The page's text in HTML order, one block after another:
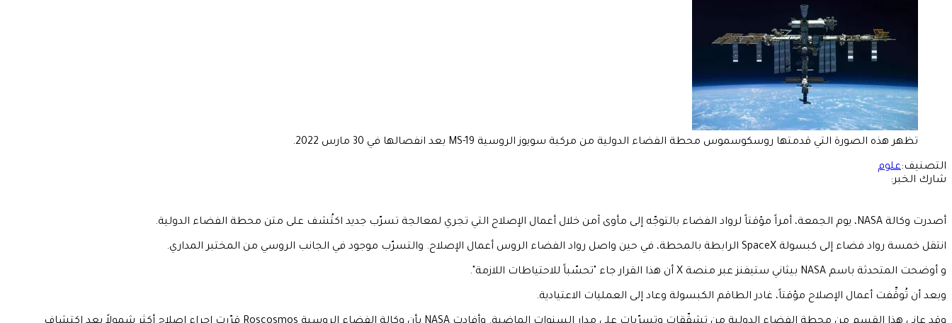
تظهر هذه الصورة التي قدمتها روسكوسموس محطة الفضاء الدولية من مركبة سويوز الروسية MS-19 بعد انفصالها في 30 مارس 2022.
التصنيف:علوم
شارك الخبر:
أصدرت وكالة NASA، يوم الجمعة، أمراً مؤقتاً لرواد الفضاء بالتوجّه إلى مأوى آمن خلال أعمال الإصلاح التي تجري لمعالجة تسرّب جديد اكتُشف على متن محطة الفضاء الدولية.
انتقل خمسة رواد فضاء إلى كبسولة SpaceX الرابطة بالمحطة، في حين واصل رواد الفضاء الروس أعمال الإصلاح. والتسرّب موجود في الجانب الروسي من المختبر المداري.
و أوضحت المتحدثة باسم NASA بيثاني ستيفنز عبر منصة X أن هذا القرار جاء "تحسّباً للاحتياطات اللازمة".
وبعد أن تُوقِّفت أعمال الإصلاح مؤقتاً، غادر الطاقم الكبسولة وعاد إلى العمليات الاعتيادية.